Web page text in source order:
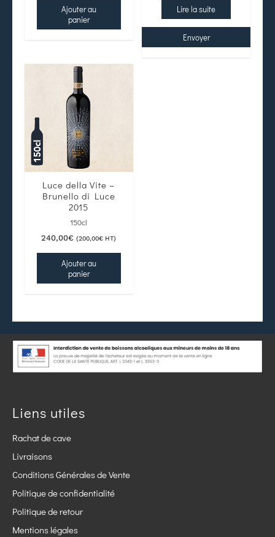
Ajouter au
panier
Lire la suite
Envoyer
Luce della Vite –
Brunello di Luce
2015
150cl
240,00€ (200,00€ HT)
Ajouter au
panier
Liens utiles
Rachat de cave
Livraisons
Conditions Générales de Vente
Politique de confidentialité
Politique de retour
Mentions légales